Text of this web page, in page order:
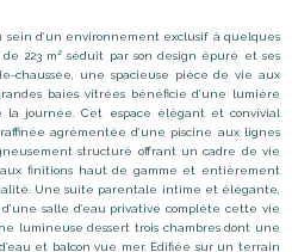
sein d’un environnement exclusif à quelques
223 m² séduit par son design épuré et ses
chaussée, une spacieuse pièce de vie aux
baies vitrées bénéficie d’une lumière
journée. Cet espace élégant et convivial
agrémentée d’une piscine aux lignes
structuré offrant un cadre de vie
finitions haut de gamme et entièrement
Une suite parentale intime et élégante,
salle d’eau privative complète cette vie
lumineuse dessert trois chambres dont une
et balcon vue mer. Édifiée sur un terrain